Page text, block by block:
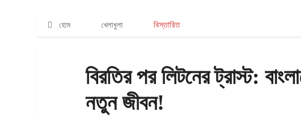
হোম খেলাধুলা বিস্তারিত
বিরতির পর লিটনের ট্রাস্ট:
নতুন জীবন!